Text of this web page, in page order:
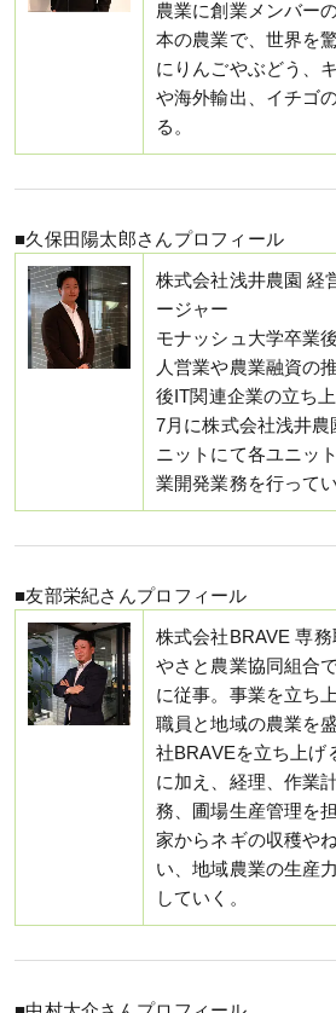
農業に創業メンバー
本の農業で、世界を
にりんごやぶどう、
や海外輸出、イチゴ
る。
■久保田陽太郎さんプロフィール
株式会社浅井農園 経
ージャー
モナッシュ大学卒業
人営業や農業融資の
後IT関連企業の立ち
7月に株式会社浅井
ニットにて各ユニッ
業開発業務を行ってい
■友部栄紀さんプロフィール
株式会社BRAVE 専
やさと農業協同組合
に従事。事業を立ち
職員と地域の農業を
社BRAVEを立ち上げ
に加え、経理、作業
務、圃場生産管理を
家からネギの収穫や
い、地域農業の生産
していく。